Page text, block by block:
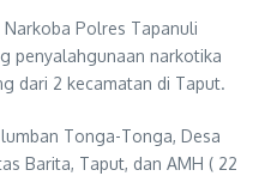
Polres Tapanuli
penyalahgunaan narkotika
dari 2 kecamatan di Taput.
Tonga-Tonga, Desa
Barita, Taput, dan AMH ( 22